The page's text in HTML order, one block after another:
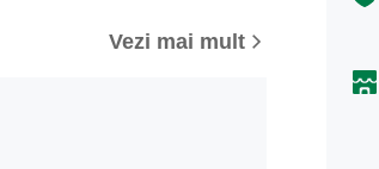
Vezi mai mult